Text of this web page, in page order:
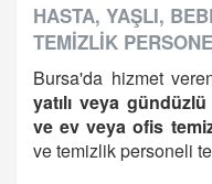
HASTA, YAŞLI,
TEMİZLİK
Bursa'da hizmet
yatılı veya
ve ev veya ofis
ve temizlik personeli